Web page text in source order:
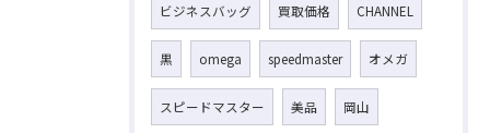
ビジネスバッグ 買取価格 CHANNEL
黒 omega speedmaster オメガ
スピードマスター 美品 岡山